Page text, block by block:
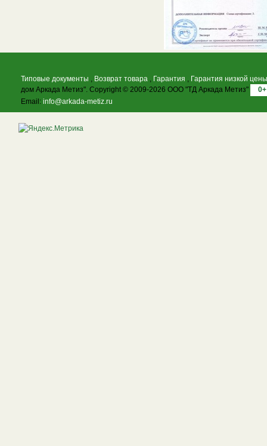
Типовые документы , Возврат товара , Гарантия , Гарантия низкой цены
дом Аркада Метиз". Copyright © 2009-2026 ООО "ТД Аркада Метиз"
0+
Email: info@arkada-metiz.ru